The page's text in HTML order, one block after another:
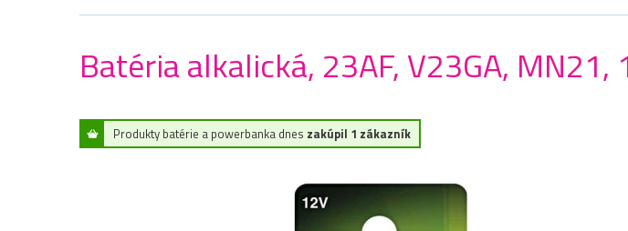
Batéria alkalická, 23AF, V23GA, MN21,
Produkty batérie a powerbanka dnes zakúpil 1 zákazník